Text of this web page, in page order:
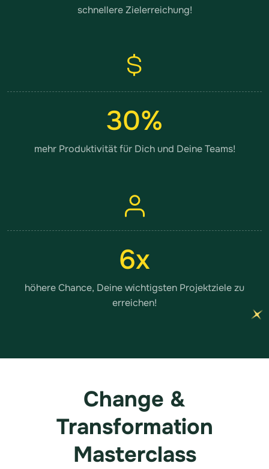
schnellere Zielerreichung!
30%
mehr Produktivität für Dich und Deine Teams!
6x
höhere Chance, Deine wichtigsten Projektziele zu
erreichen!
Change &
Transformation
Masterclass